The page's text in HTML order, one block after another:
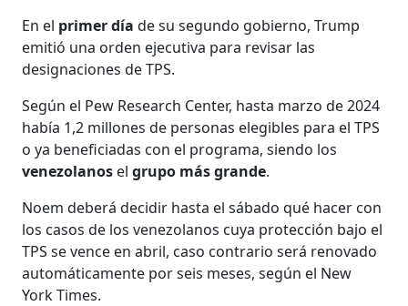
En el primerdía de su segundo gobierno, Trump
emitió una orden ejecutiva para revisar las
designaciones de TPS.
Según el Pew Research Center, hasta marzo de 2024
había 1,2 millones de personas elegibles para el TPS
o ya beneficiadas con el programa, siendo los
venezolanos elgrupo más grande.
Noem deberá decidir hasta el sábado qué hacer con
los casos de los venezolanos cuya protección bajo el
TPS se vence en abril, caso contrario será renovado
automáticamente por seis meses, según el New
York Times.